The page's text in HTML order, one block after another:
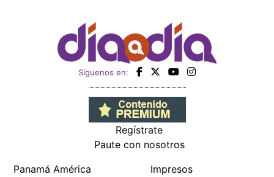
Siguenos en:
Regístrate
Paute con nosotros
Panamá América
Impresos